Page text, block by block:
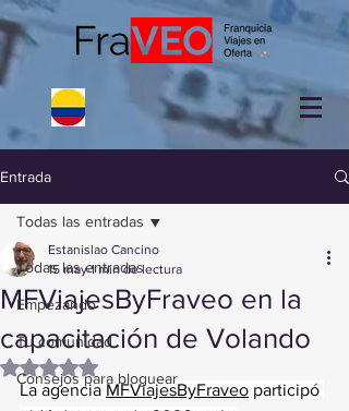
Entrada
Todas las entradas
Empezando
Tu comunidad
Consejos para bloguear
Todas las entradas
MFViajesByFraveo en la
capacitación de Volando
Estanislao Cancino
15 may 1 min de lectura
Obtuvo NaN de 5 estrellas.
La agencia MFViajesByFraveo participó